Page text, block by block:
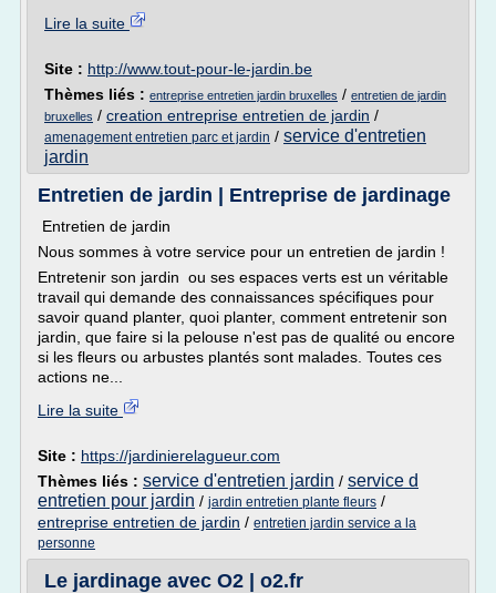
Lire la suite
Site : http://www.tout-pour-le-jardin.be
Thèmes liés : entreprise entretien jardin bruxelles / entretien de jardin
bruxelles / creation entreprise entretien de jardin /
amenagement entretien parc et jardin / service d'entretien
jardin
Entretien de jardin | Entreprise de jardinage
Entretien de jardin
Nous sommes à votre service pour un entretien de jardin !
Entretenir son jardin ou ses espaces verts est un véritable
travail qui demande des connaissances spécifiques pour
savoir quand planter, quoi planter, comment entretenir son
jardin, que faire si la pelouse n'est pas de qualité ou encore
si les fleurs ou arbustes plantés sont malades. Toutes ces
actions ne...
Lire la suite
Site : https://jardinierelagueur.com
Thèmes liés : service d'entretien jardin / service d
entretien pour jardin / jardin entretien plante fleurs /
entreprise entretien de jardin / entretien jardin service a la
personne
Le jardinage avec O2 | o2.fr